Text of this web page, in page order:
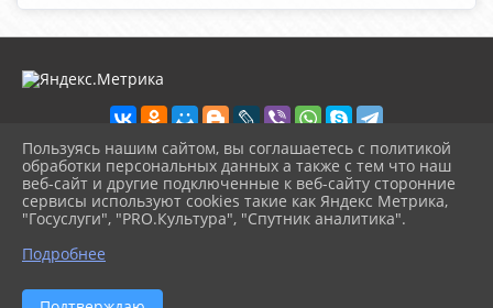
2026 г. chudovolibrary.ru
Вход
Карта сайта
Политика обработки персональных данных
Сделано на KubCMS
Пользуясь нашим сайтом, вы соглашаетесь с политикой
обработки персональных данных а также с тем что наш
веб-сайт и другие подключенные к веб-сайту сторонние
сервисы используют cookies такие как Яндекс Метрика,
"Госуслуги", "PRO.Культура", "Спутник аналитика".
Подробнее